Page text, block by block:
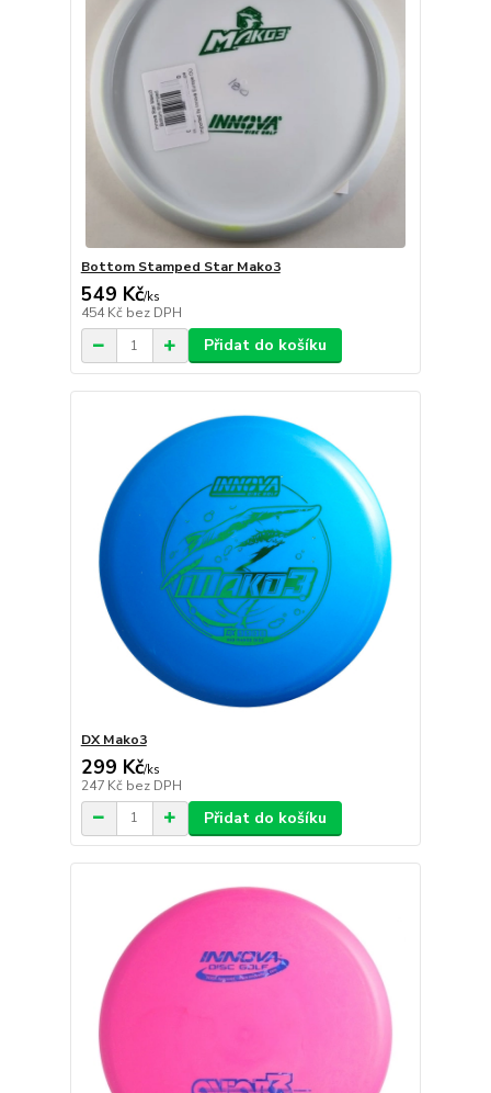
Bottom Stamped Star Mako3
549 Kč/ks
454 Kč bez DPH
Přidat do košíku
DX Mako3
299 Kč/ks
247 Kč bez DPH
Přidat do košíku